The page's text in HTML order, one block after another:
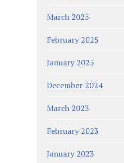
March 2025
February 2025
January 2025
December 2024
March 2023
February 2023
January 2023